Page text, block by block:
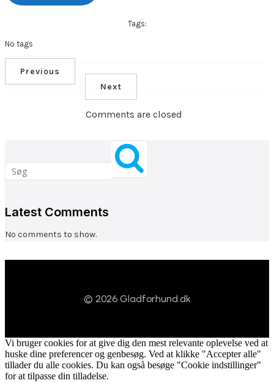
Tags:
No tags
Previous
Next
Comments are closed
Latest Comments
No comments to show.
© 2026 Gladforhund.dk
Vi bruger cookies for at give dig den mest relevante oplevelse ved at
huske dine preferencer og genbesøg. Ved at klikke "Accepter alle"
tillader du alle cookies. Du kan også besøge "Cookie indstillinger"
for at tilpasse din tilladelse.